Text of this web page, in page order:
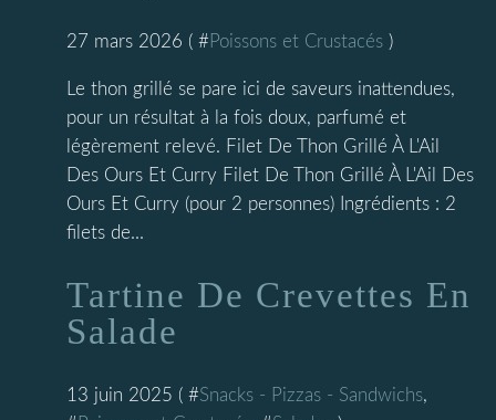
27 mars 2026 ( #Poissons et Crustacés )
Le thon grillé se pare ici de saveurs inattendues,
pour un résultat à la fois doux, parfumé et
légèrement relevé. Filet De Thon Grillé À L'Ail
Des Ours Et Curry Filet De Thon Grillé À L'Ail Des
Ours Et Curry (pour 2 personnes) Ingrédients : 2
filets de...
Tartine De Crevettes En
Salade
13 juin 2025 ( #Snacks - Pizzas - Sandwichs,